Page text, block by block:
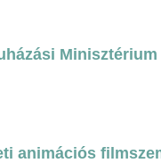
animációs